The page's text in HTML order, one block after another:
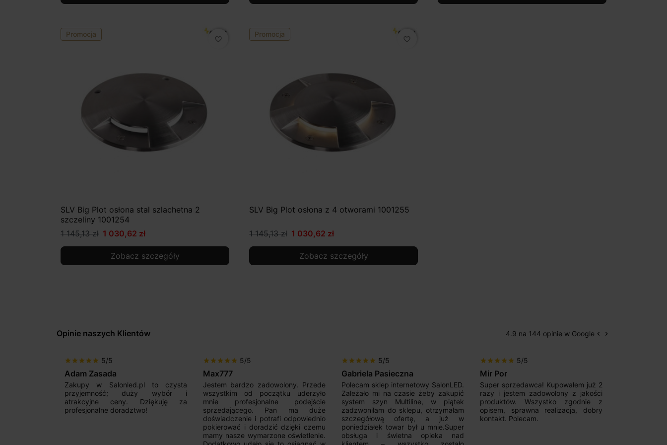
Promocja
favorite_border
SLV Big Plot osłona stal szlachetna 2
szczeliny 1001254
1 145,13 zł 1 030,62 zł
Zobacz szczegóły
Promocja
favorite_border
SLV Big Plot osłona z 4 otworami 1001255
1 145,13 zł 1 030,62 zł
Zobacz szczegóły
Opinie naszych Klientów 4.9 na 144 opinie w Google Poprzedni
keyboard_arrow_left Następny
keyboard_arrow_right
star star star star star 5/5
Adam Zasada
Zakupy w Salonled.pl to czysta
przyjemność; duży wybór i
atrakcyjne ceny. Dziękuję za
profesjonalne doradztwo!
star star star star star 5/5
Max777
Jestem bardzo zadowolony. Przede
wszystkim od początku uderzyło
mnie profesjonalne podejście
sprzedającego. Pan ma duże
doświadczenie i potrafi odpowiednio
pokierować i doradzić dzięki czemu
mamy nasze wymarzone oświetlenie.
star star star star star 5/5
Gabriela Pasieczna
Polecam sklep internetowy SalonLED.
Zależało mi na czasie żeby zakupić
system szyn Multiline, w piątek
zadzwoniłam do sklepu, otrzymałam
szczegółową ofertę, a już w
poniedziałek towar był u mnie.Super
obsługa i świetna opieka nad
star star star star star 5/5
Mir Por
Super sprzedawca! Kupowałem już 2
razy i jestem zadowolony z jakości
produktów. Wszystko zgodnie z
opisem, sprawna realizacja, dobry
kontakt. Polecam.